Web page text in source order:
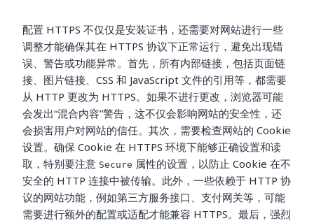
配置 HTTPS 不仅仅是安装证书，还需要对网站进行一些
调整才能确保其在 HTTPS 协议下正常运行，避免出现错
误、警告或功能异常。首先，所有内部链接，包括页面链
接、图片链接、CSS 和 JavaScript 文件的引用等，都需要
从 HTTP 更改为 HTTPS。如果不进行更改，浏览器可能
会发出“混合内容”警告，这不仅会影响网站的安全性，还
会损害用户对网站的信任。其次，需要检查网站的 Cookie
设置。确保 Cookie 在 HTTPS 环境下能够正确设置和读
取，特别要注意 Secure 属性的设置，以防止 Cookie 在不
安全的 HTTP 连接中被传输。此外，一些依赖于 HTTP 协
议的网站功能，例如第三方服务接口、支付网关等，可能
需要进行额外的配置或适配才能兼容 HTTPS。最后，强烈